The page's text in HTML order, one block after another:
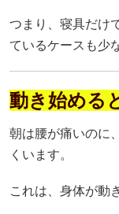
つまり、寝具だけ
ているケースも少
動き始める
朝は腰が痛いのに
くいます。
これは、身体が動